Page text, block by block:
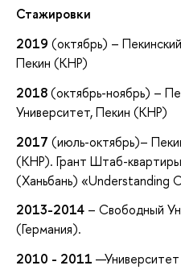
Стажировки
2019 (октябрь) –
Пекин (КНР)
2018(октябрь-ноябрь) –
Университет, Пекин (КНР)
2017 (июль-октябрь)–
(КНР). Грант Штаб-
(Ханьбань) «Understanding
2013-2014 – Свободный
(Германия).
2010 - 2011